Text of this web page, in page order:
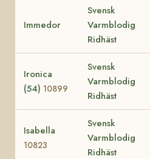
Immedor
Svensk
Varmblodig
Ridhäst
Ironica
(54) 10899
Svensk
Varmblodig
Ridhäst
Isabella
10823
Svensk
Varmblodig
Ridhäst